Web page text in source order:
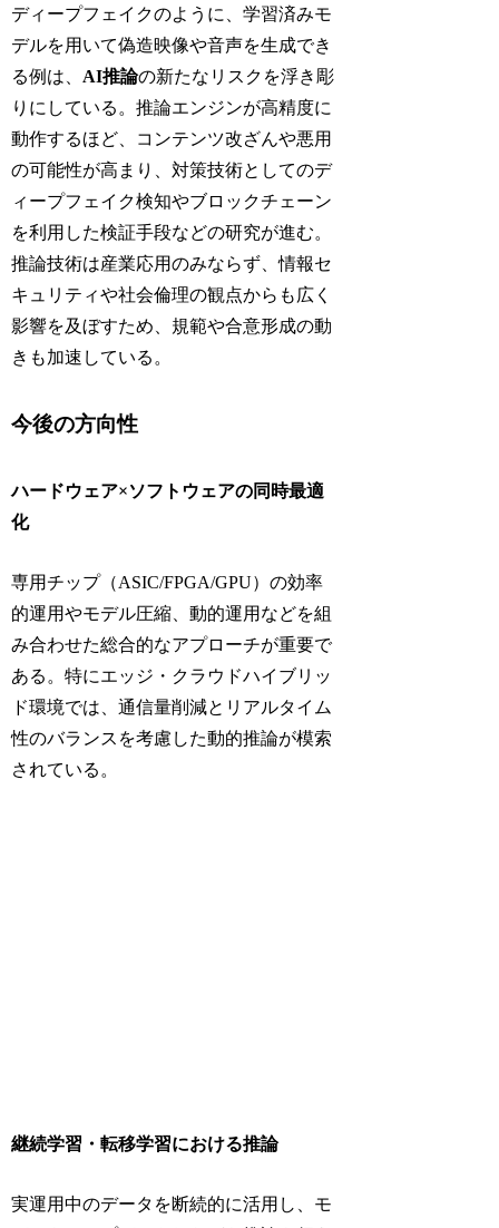
ディープフェイクのように、学習済みモ
デルを用いて偽造映像や音声を生成でき
る例は、 AI推論の新たなリスクを浮き彫
りにしている。推論エンジンが高精度に
動作するほど、コンテンツ改ざんや悪用
の可能性が高まり、対策技術としてのデ
ィープフェイク検知やブロックチェーン
を利用した検証手段などの研究が進む。
推論技術は産業応用のみならず、情報セ
キュリティや社会倫理の観点からも広く
影響を及ぼすため、規範や合意形成の動
きも加速している。
今後の方向性
ハードウェア×ソフトウェアの同時最適
化
専用チップ（ASIC/FPGA/GPU）の効率
的運用やモデル圧縮、動的運用などを組
み合わせた総合的なアプローチが重要で
ある。特にエッジ・クラウドハイブリッ
ド環境では、通信量削減とリアルタイム
性のバランスを考慮した動的推論が模索
されている。
継続学習・転移学習における推論
実運用中のデータを断続的に活用し、モ